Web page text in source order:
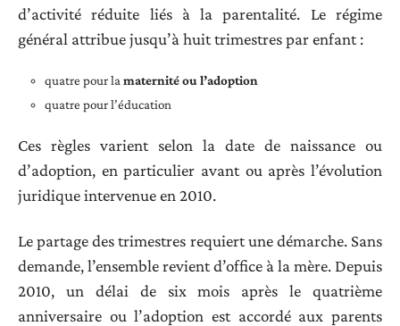
d’activité réduite liés à la parentalité. Le régime
général attribue jusqu’à huit trimestres par enfant :
quatre pour la maternité ou l’adoption
quatre pour l’éducation
Ces règles varient selon la date de naissance ou
d’adoption, en particulier avant ou après l’évolution
juridique intervenue en 2010.
Le partage des trimestres requiert une démarche. Sans
demande, l’ensemble revient d’office à la mère. Depuis
2010, un délai de six mois après le quatrième
anniversaire ou l’adoption est accordé aux parents